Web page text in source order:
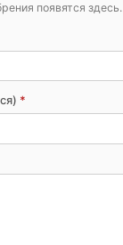
появятся здесь.
*